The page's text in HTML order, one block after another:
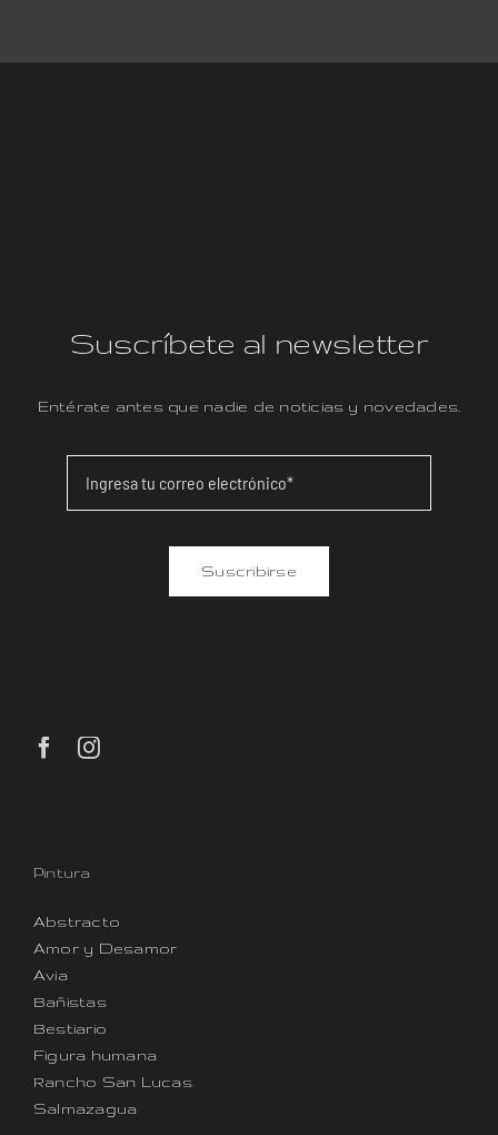
Suscríbete al newsletter
Entérate antes que nadie de noticias y novedades.
Suscribirse
Pintura
Abstracto
Amor y Desamor
Avia
Bañistas
Bestiario
Figura humana
Rancho San Lucas
Salmazagua